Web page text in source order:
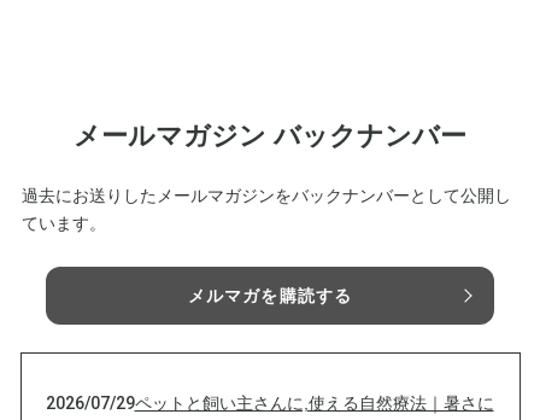
メールマガジン バックナンバー
過去にお送りしたメールマガジンをバックナンバーとして公開し
ています。
メルマガを購読する
2026/07/29ペットと飼い主さんに,使える自然療法｜暑さに